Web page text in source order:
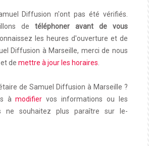
Diffusion n'ont pas été vérifiés.
de téléphoner avant de vous
les heures d'ouverture et de
Diffusion à Marseille, merci de nous
de mettre à jour les horaires.
de Samuel Diffusion à Marseille ?
àmodifier vos informations ou les
ne souhaitez plus paraître sur le-